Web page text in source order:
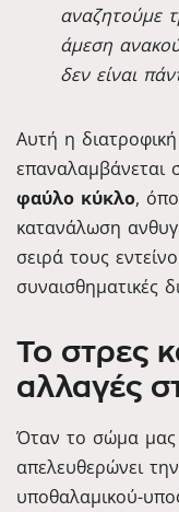
αναζητούμε
άμεση
δεν είναι
Αυτή η
επαναλαμβάνεται
φαύλο κύκλο,
κατανάλωση
σειρά τους
συναισθηματικές
Το στρες
αλλαγές
Όταν το σώμα μας
απελευθερώνει
υποθαλαμικού-